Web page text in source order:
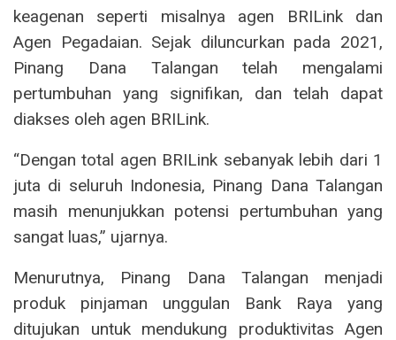
keagenan seperti misalnya agen BRILink dan
Agen Pegadaian. Sejak diluncurkan pada 2021,
Pinang Dana Talangan telah mengalami
pertumbuhan yang signifikan, dan telah dapat
diakses oleh agen BRILink.
“Dengan total agen BRILink sebanyak lebih dari 1
juta di seluruh Indonesia, Pinang Dana Talangan
masih menunjukkan potensi pertumbuhan yang
sangat luas,” ujarnya.
Menurutnya, Pinang Dana Talangan menjadi
produk pinjaman unggulan Bank Raya yang
ditujukan untuk mendukung produktivitas Agen